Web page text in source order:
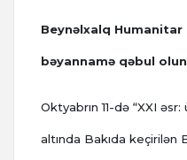
Beynəlxalq
bəyannamə qəbul
Oktyabrın 11-də “XXI
altında Bakıda